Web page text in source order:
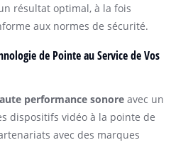
résultat optimal, à la fois
aux normes de sécurité.
de Pointe au Service de Vos
performance sonore avec un
dispositifs vidéo à la pointe de
avec des marques